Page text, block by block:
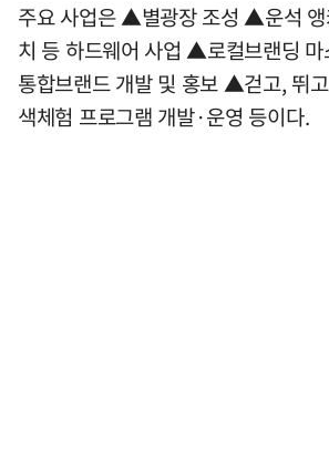
주요 사업은 ▲별광장 조성 ▲운석 앵
치 등 하드웨어 사업 ▲로컬브랜딩
통합브랜드 개발 및 홍보 ▲걷고, 뛰
색체험 프로그램 개발·운영 등이다.